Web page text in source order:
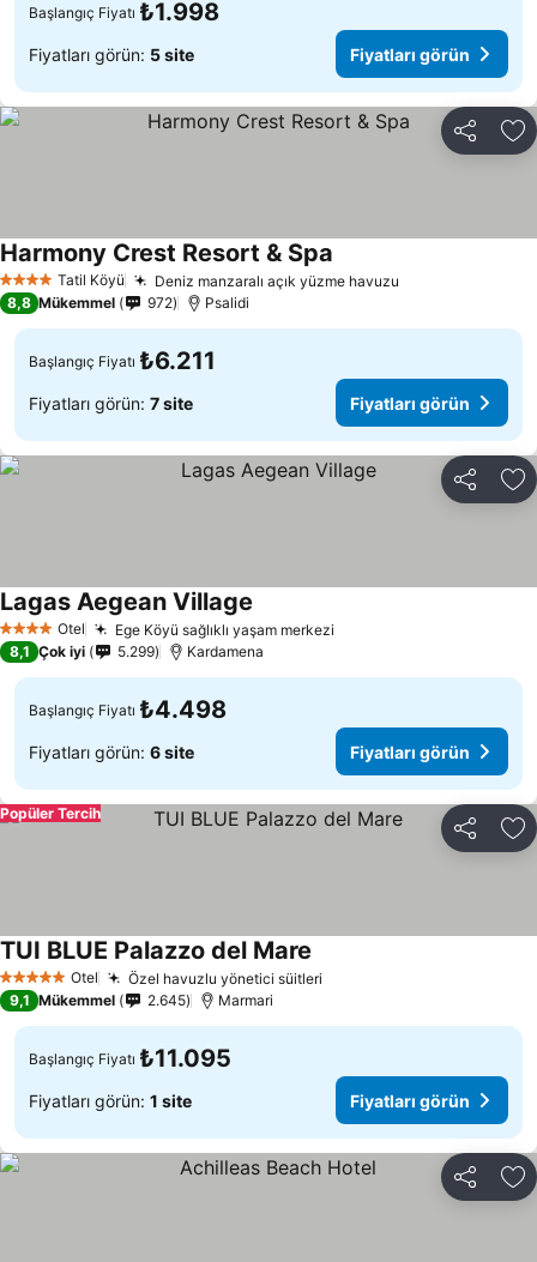
Başlangıç Fiyatı ₺1.998
Fiyatları görün: 5 site Fiyatları görün
Paylaş
4 Yıldız Tatil Köyü Deniz manzaralı açık yüzme havuzu
Harmony Crest Resort & Spa
8,8 Mükemmel 972 Psalidi
Başlangıç Fiyatı ₺6.211
Fiyatları görün: 7 site Fiyatları görün
Paylaş
4 Yıldız Otel Ege Köyü sağlıklı yaşam merkezi
Lagas Aegean Village
8,1 Çok iyi 5.299 Kardamena
Başlangıç Fiyatı ₺4.498
Fiyatları görün: 6 site Fiyatları görün
Paylaş
Popüler Tercih
5 Yıldız Otel Özel havuzlu yönetici süitleri
TUI BLUE Palazzo del Mare
9,1 Mükemmel 2.645 Marmari
Başlangıç Fiyatı ₺11.095
Fiyatları görün: 1 site Fiyatları görün
Paylaş